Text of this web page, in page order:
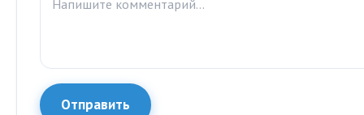
Отправить